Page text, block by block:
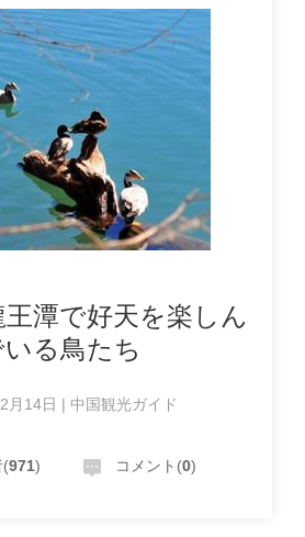
潭で好天を楽しん
いる鳥たち
月14日 | 中国観光ガイド
(971) コメント(0)